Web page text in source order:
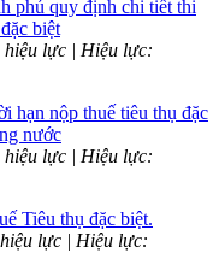
phủ quy định chi tiết thi
biệt
hiệu lực | Hiệu lực:
hạn nộp thuế tiêu thụ đặc
nước
hiệu lực | Hiệu lực:
Tiêu thụ đặc biệt.
lực | Hiệu lực: